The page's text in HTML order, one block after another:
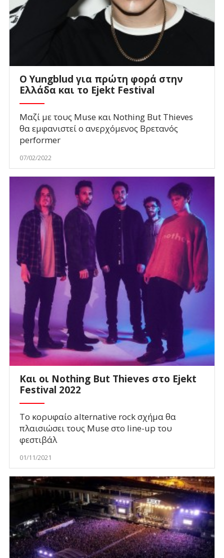
O Yungblud για πρώτη φορά στην
Ελλάδα και το Ejekt Festival
Μαζί με τους Muse και Nothing But Thieves
θα εμφανιστεί ο ανερχόμενος Βρετανός
performer
07/02/2022
Και οι Nothing But Thieves στο Ejekt
Festival 2022
Το κορυφαίο alternative rock σχήμα θα
πλαισιώσει τους Muse στο line-up του
φεστιβάλ
01/11/2021